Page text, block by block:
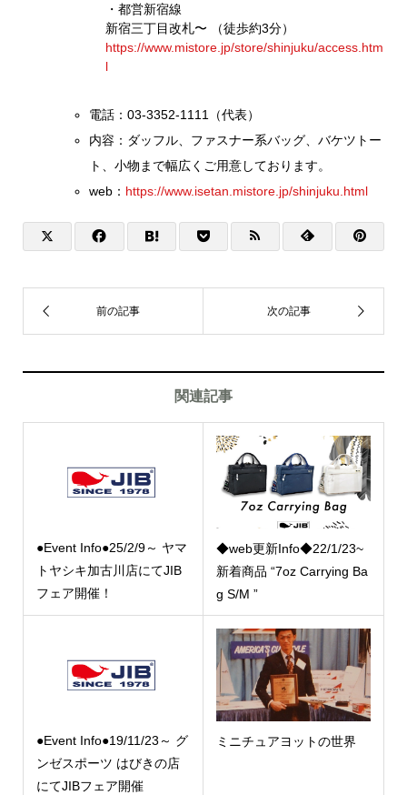
・都営新宿線
新宿三丁目改札〜 （徒歩約3分）
https://www.mistore.jp/store/shinjuku/access.htm
l
電話：03-3352-1111（代表）
内容：ダッフル、ファスナー系バッグ、バケツトー
ト、小物まで幅広くご用意しております。
web： https://www.isetan.mistore.jp/shinjuku.html
関連記事
●Event Info●25/2/9～ ヤマ
トヤシキ加古川店にてJIB
フェア開催！
◆web更新Info◆22/1/23~
新着商品 “7oz Carrying Ba
g S/M ”
●Event Info●19/11/23～ グ
ンゼスポーツ はびきの店
にてJIBフェア開催
ミニチュアヨットの世界